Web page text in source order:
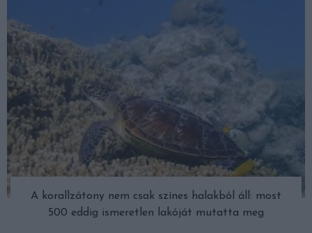
A korallzátony nem csak színes halakból áll: most
500 eddig ismeretlen lakóját mutatta meg